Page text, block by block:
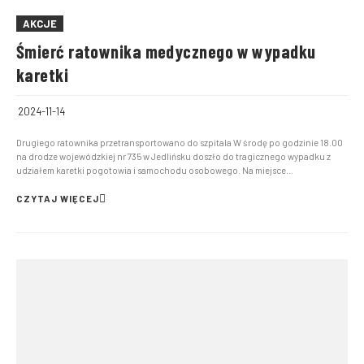
AKCJE
Śmierć ratownika medycznego w wypadku
karetki
2024-11-14
Drugiego ratownika przetransportowano do szpitala W środę po godzinie 18.00
na drodze wojewódzkiej nr 735 w Jedlińsku doszło do tragicznego wypadku z
udziałem karetki pogotowia i samochodu osobowego. Na miejsce
Radomiu. Wypadek miał miejsce tuż po godzinie 18:00 na starej...
CZYTAJ WIĘCEJ